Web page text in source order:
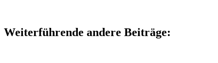
Weiterführende andere Beiträge: